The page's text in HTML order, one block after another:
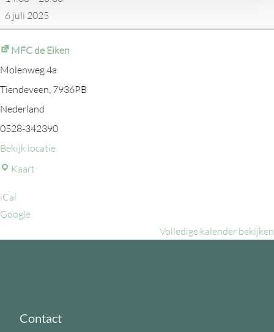
6 juli 2025
MFC de Eiken
Molenweg 4a
Tiendeveen, 7936PB
Nederland
0528-342390
Bekijk locatie
Kaart
iCal
Google
Volledige kalender bekijken
Contact